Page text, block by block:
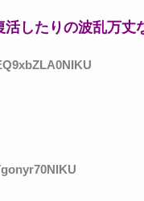
したりの波乱万丈